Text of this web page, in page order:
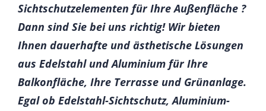
Sichtschutzelementen für Ihre Außenfläche ?
Dann sind Sie bei uns richtig! Wir bieten
Ihnen dauerhafte und ästhetische Lösungen
aus Edelstahl und Aluminium für Ihre
Balkonfläche, Ihre Terrasse und Grünanlage.
Egal ob Edelstahl-Sichtschutz, Aluminium-